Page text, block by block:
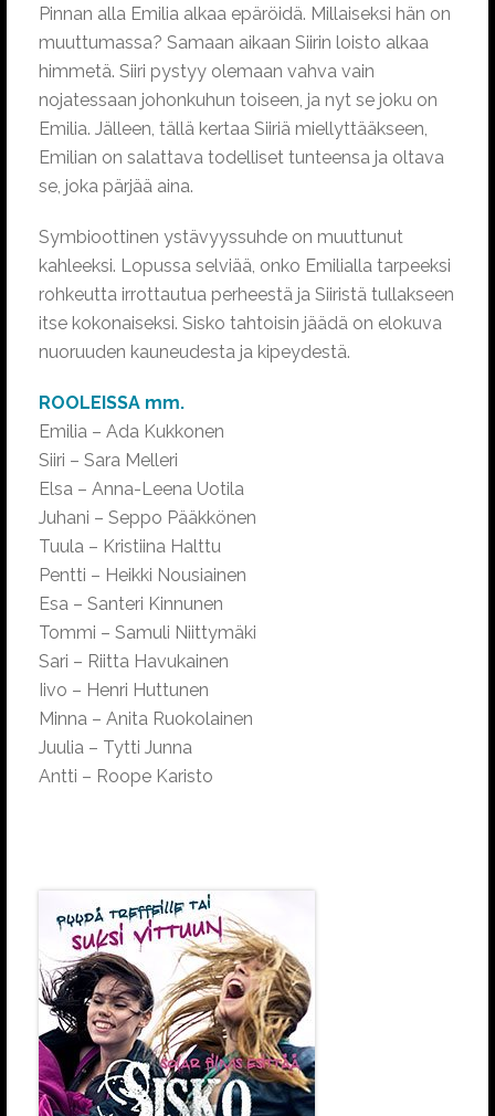
Pinnan alla Emilia alkaa epäröidä. Millaiseksi hän on
muuttumassa? Samaan aikaan Siirin loisto alkaa
himmetä. Siiri pystyy olemaan vahva vain
nojatessaan johonkuhun toiseen, ja nyt se joku on
Emilia. Jälleen, tällä kertaa Siiriä miellyttääkseen,
Emilian on salattava todelliset tunteensa ja oltava
se, joka pärjää aina.
Symbioottinen ystävyyssuhde on muuttunut
kahleeksi. Lopussa selviää, onko Emilialla tarpeeksi
rohkeutta irrottautua perheestä ja Siiristä tullakseen
itse kokonaiseksi. Sisko tahtoisin jäädä on elokuva
nuoruuden kauneudesta ja kipeydestä.
ROOLEISSA mm.
Emilia – Ada Kukkonen
Siiri – Sara Melleri
Elsa – Anna-Leena Uotila
Juhani – Seppo Pääkkönen
Tuula – Kristiina Halttu
Pentti – Heikki Nousiainen
Esa – Santeri Kinnunen
Tommi – Samuli Niittymäki
Sari – Riitta Havukainen
Iivo – Henri Huttunen
Minna – Anita Ruokolainen
Juulia – Tytti Junna
Antti – Roope Karisto